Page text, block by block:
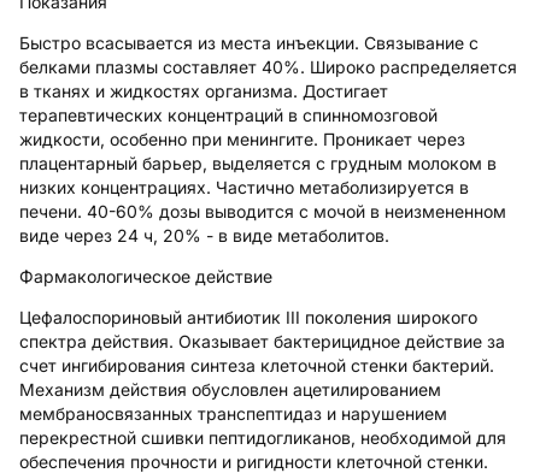
Быстро всасывается из места инъекции. Связывание с
белками плазмы составляет 40%. Широко распределяется
в тканях и жидкостях организма. Достигает
терапевтических концентраций в спинномозговой
жидкости, особенно при менингите. Проникает через
плацентарный барьер, выделяется с грудным молоком в
низких концентрациях. Частично метаболизируется в
печени. 40-60% дозы выводится с мочой в неизмененном
виде через 24 ч, 20% - в виде метаболитов.
Фармакологическое действие
Цефалоспориновый антибиотик III поколения широкого
спектра действия. Оказывает бактерицидное действие за
счет ингибирования синтеза клеточной стенки бактерий.
Механизм действия обусловлен ацетилированием
мембраносвязанных транспептидаз и нарушением
перекрестной сшивки пептидогликанов, необходимой для
обеспечения прочности и ригидности клеточной стенки.